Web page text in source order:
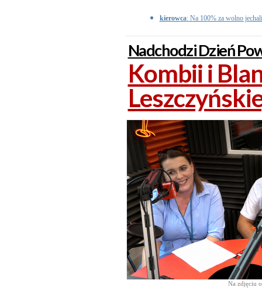
kierowca: Na 100% za wolno
Nadchodzi Dzień
Kombii i
Na zdjęciu